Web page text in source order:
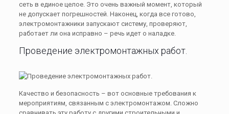
сеть в единое целое. Это очень важный момент, который
не допускает погрешностей. Наконец, когда все готово,
электромонтажники запускают систему, проверяют,
работает ли она исправно – речь идет о наладке.
Проведение электромонтажных работ.
Качество и безопасность – вот основные требования к
мероприятиям, связанным с электромонтажом. Сложно